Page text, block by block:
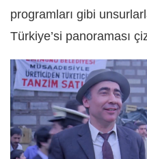
programları gibi
Türkiye’si panoraması